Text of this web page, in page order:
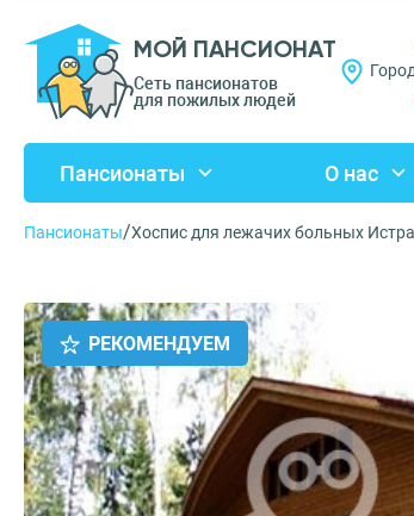
МОЙ ПАНСИОНАТ
Сеть пансионатов
для пожилых людей
Город
Пансионаты О нас
Пансионаты/Хоспис для лежачих больных Истра
РЕКОМЕНДУЕМ